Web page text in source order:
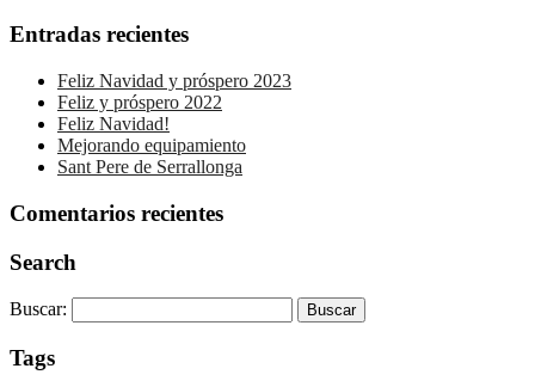
Entradas recientes
Feliz Navidad y próspero 2023
Feliz y próspero 2022
Feliz Navidad!
Mejorando equipamiento
Sant Pere de Serrallonga
Comentarios recientes
Search
Buscar:
Tags